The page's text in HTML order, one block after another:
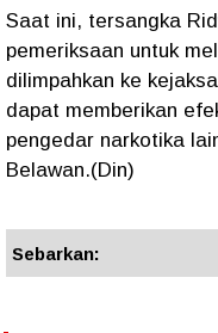
Saat ini, tersangka
pemeriksaan untuk
dilimpahkan ke
dapat memberikan
pengedar narkotika
Belawan.(Din)
Sebarkan: